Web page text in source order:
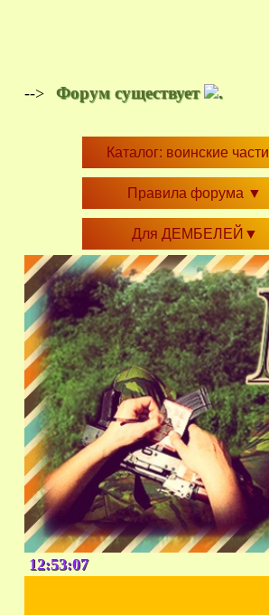
--> Форум существует .
Каталог: воинские части
Правила форума ▼
Для ДЕМБЕЛЕЙ ▼
12:53:08